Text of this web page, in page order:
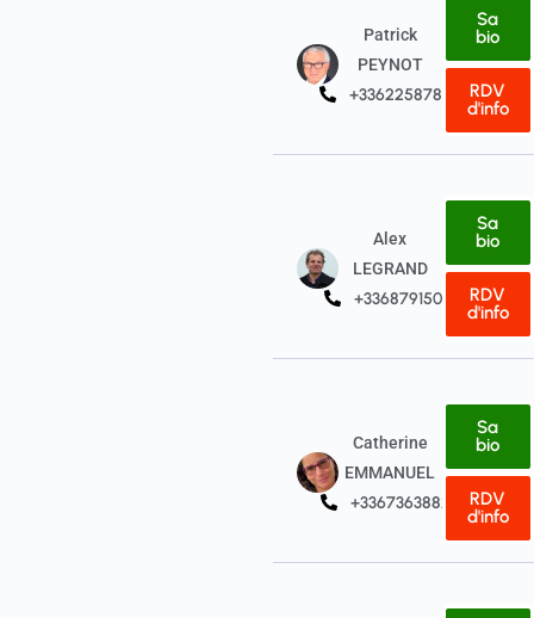
Patrick
PEYNOT
+33622587859
Sa
bio
RDV
d'info
Alex
LEGRAND
+33687915031
Sa
bio
RDV
d'info
Catherine
EMMANUEL
+33673638822
Sa
bio
RDV
d'info